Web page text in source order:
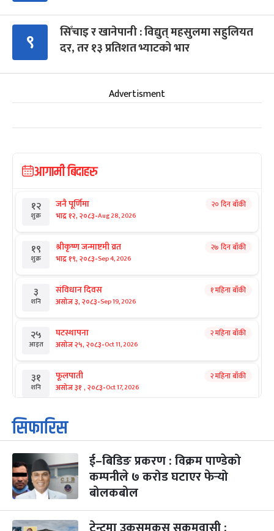
९
सिँचाइ र खानेपानी : विद्युत् महसुलमा सहुलियत
दर, तर १३ प्रतिशत भ्याटको भार
Advertisment
आगामी बिदाहरु
१२
शुक्र
जनै पूर्णिमा
भाद्र १२, २०८३-Aug 28, 2026
२० दिन बाँकी
१९
शुक्र
श्रीकृष्ण जन्माष्टमी व्रत
भाद्र १९, २०८३-Sep 4, 2026
२७ दिन बाँकी
३
शनि
संविधान दिवस
असोज ३, २०८३-Sep 19, 2026
१ महिना बाँकी
२५
आइत
घटस्थापना
असोज २५, २०८३-Oct 11, 2026
२ महिना बाँकी
३१
शनि
फूलपाती
असोज ३१ , २०८३-Oct 17, 2026
२ महिना बाँकी
१
आइत
कार्तिक सङ्क्रान्ति
कार्तिक १, २०८३
३
मंगल
महानवमी
कार्तिक ३, २०८३-Oct 20, 2026
२ महिना बाँकी
४
सिफारिस
ई–बिडिङ प्रकरण : विक्रम पाण्डेको
कम्पनीले ७ करोड घटाएर फेर्‍यो
बोलकबोल